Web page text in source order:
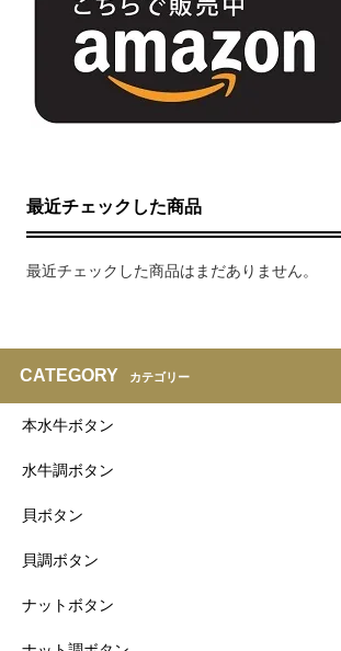
最近チェックした商品
最近チェックした商品はまだありません。
CATEGORY カテゴリー
本水牛ボタン
水牛調ボタン
貝ボタン
貝調ボタン
ナットボタン